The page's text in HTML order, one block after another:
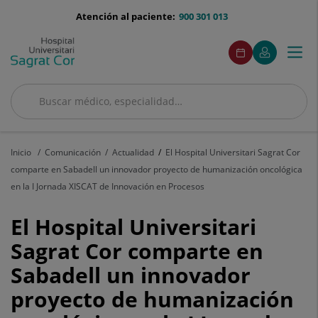
menu-
900 301 013
Atención al paciente:
Buscar
Buscar
menuAcceso
Pedir
cita
Este
enlace
se
en
Mi
Quirónsalud
Este
enlace
se
en
ventana
Menú
Inicio Comunicación Actualidad
El Hospital Universitari Sagrat Cor
comparte en Sabadell un innovador proyecto de humanización oncológica
en la I Jornada XISCAT de Innovación en Procesos
El
Hospital
Universitari
Sagrat
El Hospital Universitari
Sagrat Cor comparte en
Sabadell un innovador
proyecto de humanización